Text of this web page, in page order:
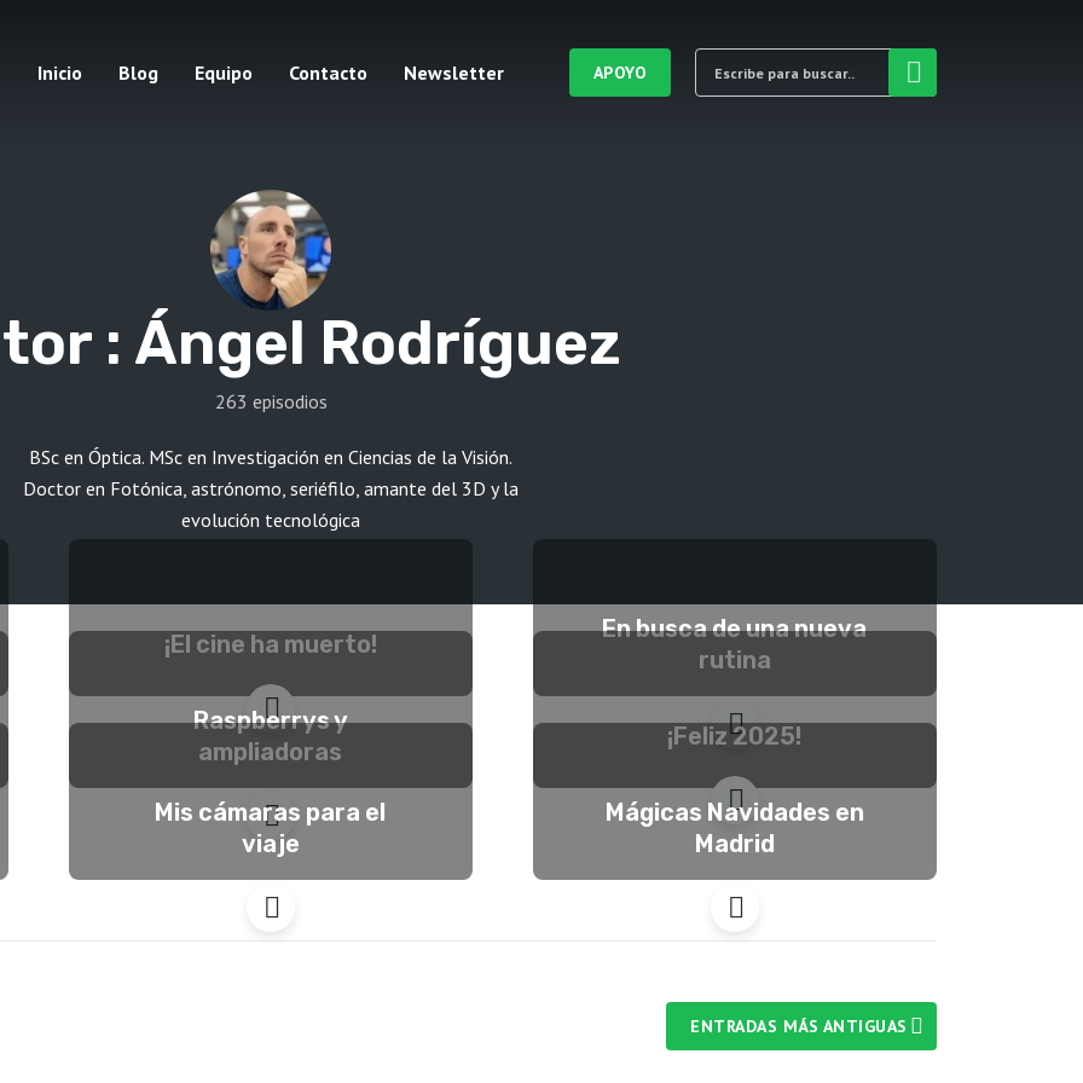
Inicio Blog Equipo Contacto Newsletter APOYO
: Ángel Rodríguez
263 episodios
BSc en Óptica. MSc en Investigación en Ciencias de la Visión.
Doctor en Fotónica, astrónomo, seriéfilo, amante del 3D y la
evolución tecnológica
¡El cine ha muerto!
En busca de una nueva
rutina
Raspberrys y
ampliadoras
¡Feliz 2025!
Mis cámaras para el
viaje
Mágicas Navidades en
Madrid
ENTRADAS MÁS ANTIGUAS